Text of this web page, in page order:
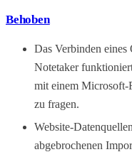
Behoben
Das Verbinden
Notetaker
mit einem Microsoft-
zu fragen.
Website-
abgebrochenen